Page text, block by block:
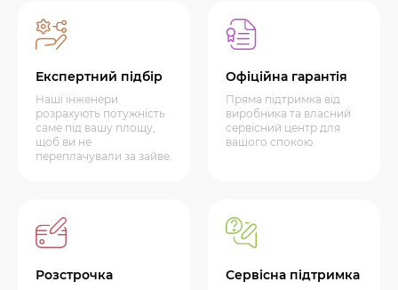
Експертний підбір
Наші інженери
розрахують потужність
саме під вашу площу,
щоб ви не
переплачували за зайве.
Офіційна гарантія
Пряма підтримка від
виробника та власний
сервісний центр для
вашого спокою.
Розстрочка Сервісна підтримка